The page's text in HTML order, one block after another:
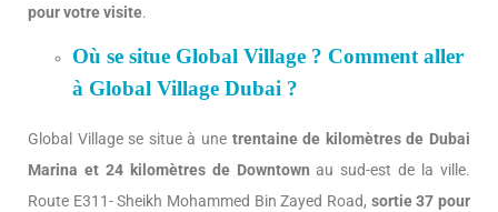
pour votre visite.
Où se situe Global Village ? Comment aller
à Global Village Dubai ?
Global Village se situe à une trentaine de kilomètres de Dubai
Marina et 24 kilomètres de Downtown au sud-est de la ville.
Route E311- Sheikh Mohammed Bin Zayed Road, sortie 37 pour